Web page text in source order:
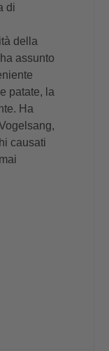
di
della
assunto
patate, la
Ha
causati